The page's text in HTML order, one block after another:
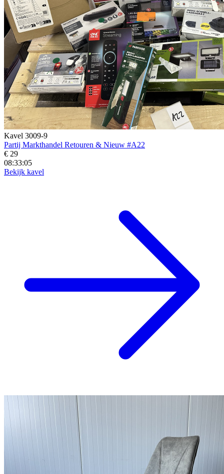
Kavel 3009-9
Partij Markthandel Retouren & Nieuw #A22
€ 29
08:33:04
Bekijk kavel